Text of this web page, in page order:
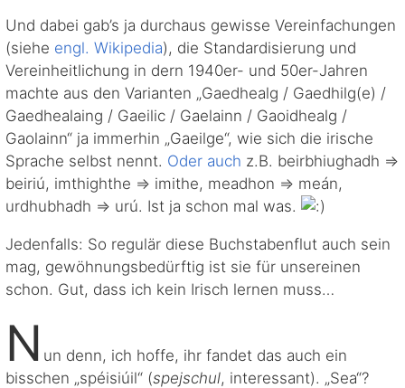
Und dabei gab’s ja durchaus gewisse Vereinfachungen
(siehe engl. Wikipedia), die Standardisierung und
Vereinheitlichung in dern 1940er- und 50er-Jahren
machte aus den Varianten „Gaedhealg / Gaedhilg(e) /
Gaedhealaing / Gaeilic / Gaelainn / Gaoidhealg /
Gaolainn“ ja immerhin „Gaeilge“, wie sich die irische
Sprache selbst nennt. Oder auch z.B. beirbhiughadh ⇒
beiriú, imthighthe ⇒ imithe, meadhon ⇒ meán,
urdhubhadh ⇒ urú. Ist ja schon mal was.
Jedenfalls: So regulär diese Buchstabenflut auch sein
mag, gewöhnungsbedürftig ist sie für unsereinen
schon. Gut, dass ich kein Irisch lernen muss…
N un denn, ich hoffe, ihr fandet das auch ein
bisschen „spéisiúil“ (spejschul, interessant). „Sea“?